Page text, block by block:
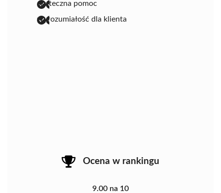
skuteczna pomoc
wyrozumiałość dla klienta
Ocena w rankingu
9.00 na 10